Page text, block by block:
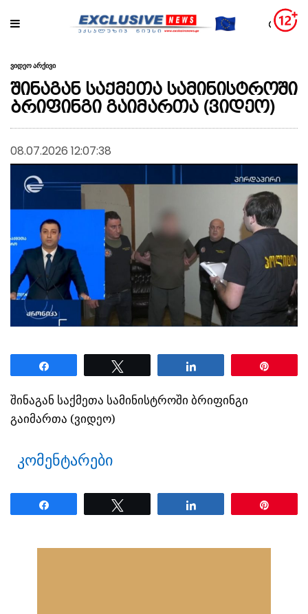
ვიდეო არქივი
შინაგან საქმეთა სამინისტროში
ბრიფინგი გაიმართა (ვიდეო)
08.07.2026 12:07:38
შინაგან საქმეთა სამინისტროში ბრიფინგი
გაიმართა (ვიდეო)
კომენტარები